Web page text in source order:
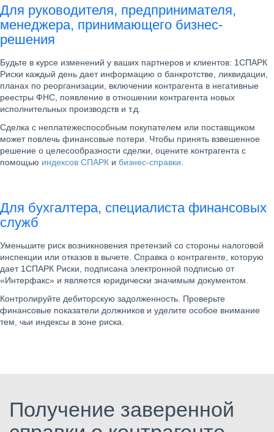
Для руководителя, предпринимателя,
менеджера, принимающего бизнес-
решения
Будьте в курсе изменений у ваших партнеров и клиентов: 1СПАРК
Риски каждый день дает информацию о банкротстве, ликвидации,
планах по реорганизации, включении контрагента в негативные
реестры ФНС, появление в отношении контрагента новых
исполнительных производств и т.д.
Сделка с неплатежеспособным покупателем или поставщиком
может повлечь финансовые потери. Чтобы принять взвешенное
решение о целесообразности сделки, оцените контрагента с
помощью индексов СПАРК и бизнес-справки
Для бухгалтера, специалиста финансовых
служб
Уменьшите риск возникновения претензий со стороны налоговой
инспекции или отказов в вычете. Справка о контрагенте, которую
дает 1СПАРК Риски, подписана электронной подписью от
«Интерфакс» и является юридически значимым документом.
Контролируйте дебиторскую задолженность. Проверьте
финансовые показатели должников и уделите особое внимание
тем, чьи индексы в зоне риска.
Получение заверенной